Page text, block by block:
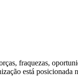
fraquezas,
está